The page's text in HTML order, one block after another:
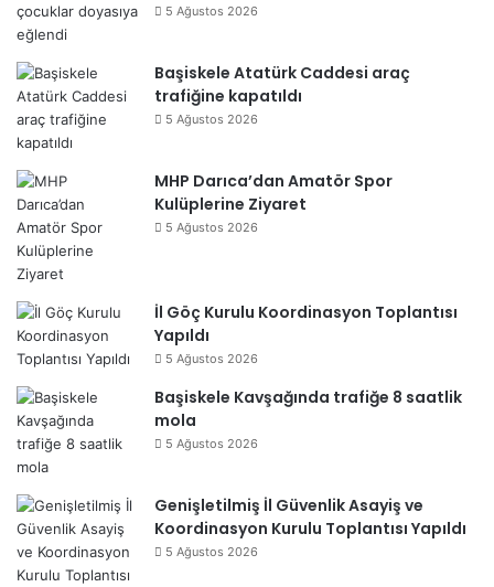
5 Ağustos 2026
Başiskele Atatürk Caddesi araç
trafiğine kapatıldı
5 Ağustos 2026
MHP Darıca’dan Amatör Spor
Kulüplerine Ziyaret
5 Ağustos 2026
İl Göç Kurulu Koordinasyon Toplantısı
Yapıldı
5 Ağustos 2026
Başiskele Kavşağında trafiğe 8 saatlik
mola
5 Ağustos 2026
Genişletilmiş İl Güvenlik Asayiş ve
Koordinasyon Kurulu Toplantısı Yapıldı
5 Ağustos 2026